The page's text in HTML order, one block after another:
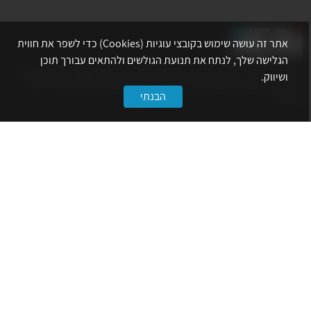
אתר לשכת המהנדסים, האדריכלים והאקדמאים בעלי המקצועות הטכנולוגיים
מרכז את הפעילויות המקצועיות, ההשתלמויות, ההטבות ואירועי הפנאי לאנשי
אתר זה עושה שימוש בקובצי עוגיות (Cookies) כדי לשפר את חווית
הגלישה שלך, לנתח את תנועת הגולשים ולהתאים עבורך תוכן
ושיווק.
הבנתי